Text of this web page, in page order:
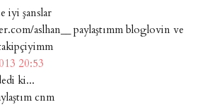
iyi şanslar
aslhan__ paylaştımm bloglovin ve
20:53
ki...
cnm